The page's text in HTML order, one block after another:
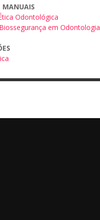
MANUAIS
Odontológica
em Odontologia